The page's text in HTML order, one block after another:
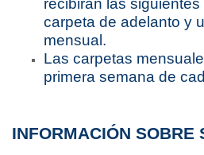
carpeta de adelanto y
mensual.
Las carpetas
primera semana de
INFORMACIÓN SOBRE